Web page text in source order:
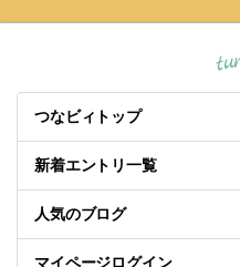
つなビィトップ
新着エントリ一覧
人気のブログ
マイページログイン